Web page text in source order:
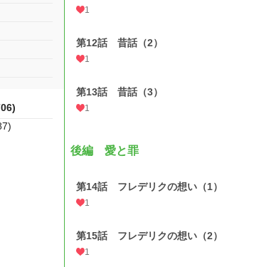
1
第12話 昔話（2）
1
第13話 昔話（3）
1
後編 愛と罪
第14話 フレデリクの想い（1）
1
第15話 フレデリクの想い（2）
1